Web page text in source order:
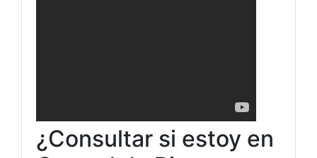
¿Consultar si estoy en